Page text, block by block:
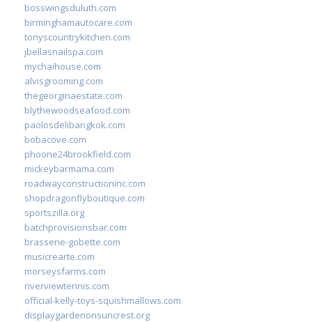
bosswingsduluth.com
birminghamautocare.com
tonyscountrykitchen.com
jbellasnailspa.com
mychaihouse.com
alvisgrooming.com
thegeorginaestate.com
blythewoodseafood.com
paolosdelibangkok.com
bobacove.com
phoone24brookfield.com
mickeybarmama.com
roadwayconstructioninc.com
shopdragonflyboutique.com
sportszilla.org
batchprovisionsbar.com
brasserie-gobette.com
musicrearte.com
morseysfarms.com
riverviewtennis.com
official-kelly-toys-squishmallows.com
displaygardenonsuncrest.org